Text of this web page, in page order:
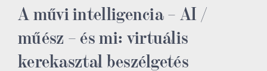
A művi intelligencia – AI /
műész – és mi: virtuális
kerekasztal beszélgetés